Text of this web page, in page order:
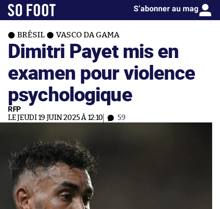
S’abonner au mag
BRÉSIL VASCO DA GAMA
Dimitri Payet mis en
examen pour violence
psychologique
RFP
LE JEUDI 19 JUIN 2025 À 12:10 59